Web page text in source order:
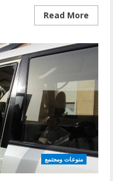
Read More
Read
more
الى
“دبلوماسية
القطط”
مع
بالمرستون
هرّة
“الخارجية
البريطانية”…
منوعات ومجتمع